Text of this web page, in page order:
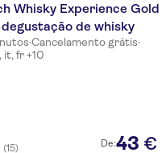
Whisky Experience Gold
de whisky
·Cancelamento grátis·
it, fr +10
(15) De:43 €